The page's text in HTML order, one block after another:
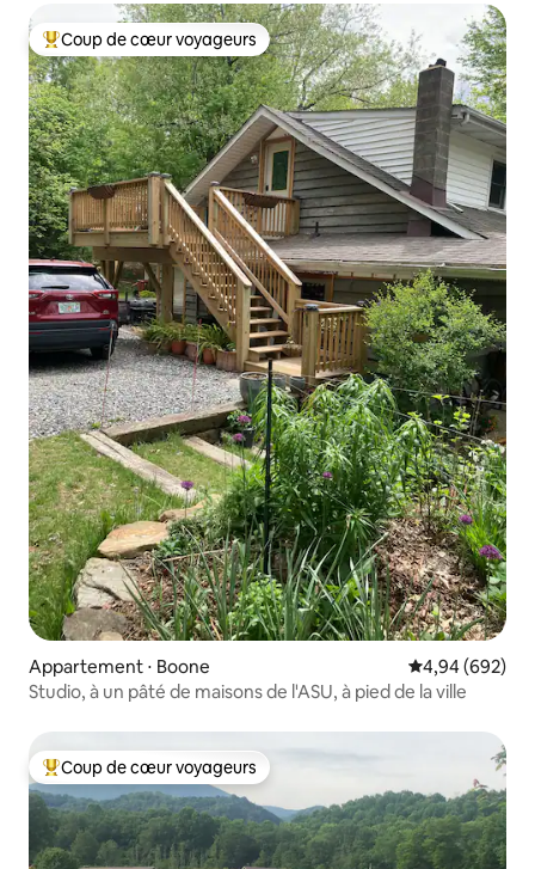
Coups de cœur voyageurs les plus appréciés
Coup de cœur voyageurs
Appartement ⋅ Boone Évaluation
4,94 (692)
Studio, à un pâté de maisons de l'ASU, à pied de la ville
Coups de cœur voyageurs les plus appréciés
Coup de cœur voyageurs